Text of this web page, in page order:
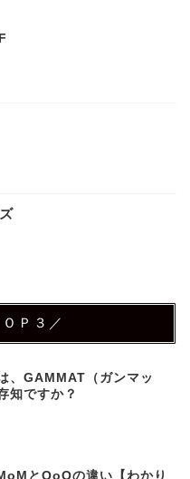
Ｐ３／
、GAMMAT（ガンマッ
知ですか？
とQoQの違い【わかり